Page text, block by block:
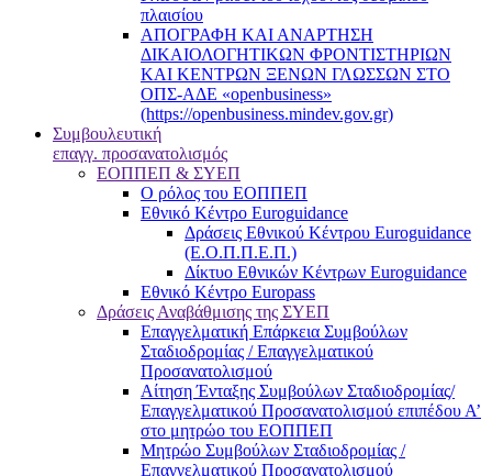
πλαισίου
ΑΠΟΓΡΑΦΗ ΚΑΙ ΑΝΑΡΤΗΣΗ
ΔΙΚΑΙΟΛΟΓΗΤΙΚΩΝ ΦΡΟΝΤΙΣΤΗΡΙΩΝ
ΚΑΙ ΚΕΝΤΡΩΝ ΞΕΝΩΝ ΓΛΩΣΣΩΝ ΣΤΟ
ΟΠΣ-ΑΔΕ «openbusiness»
(https://openbusiness.mindev.gov.gr)
Συμβουλευτική
επαγγ. προσανατολισμός
ΕΟΠΠΕΠ & ΣΥΕΠ
Ο ρόλος του ΕΟΠΠΕΠ
Εθνικό Κέντρο Euroguidance
Δράσεις Εθνικού Κέντρου Euroguidance
(Ε.Ο.Π.Π.Ε.Π.)
Δίκτυο Εθνικών Κέντρων Euroguidance
Εθνικό Κέντρο Europass
Δράσεις Αναβάθμισης της ΣΥΕΠ
Επαγγελματική Επάρκεια Συμβούλων
Σταδιοδρομίας / Επαγγελματικού
Προσανατολισμού
Αίτηση Ένταξης Συμβούλων Σταδιοδρομίας/
Επαγγελματικού Προσανατολισμού επιπέδου Α’
στο μητρώο του ΕΟΠΠΕΠ
Μητρώο Συμβούλων Σταδιοδρομίας /
Επαγγελματικού Προσανατολισμού